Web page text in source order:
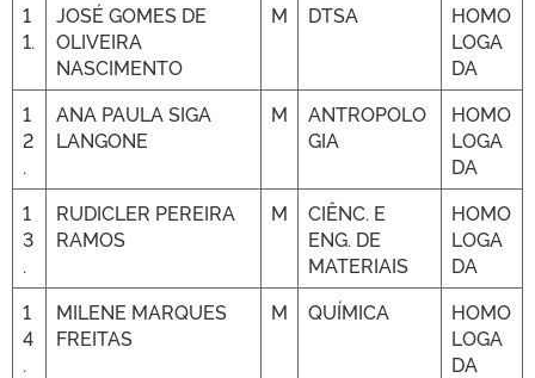
1
1.
JOSÉ GOMES DE
OLIVEIRA
NASCIMENTO
M DTSA
HOMO
LOGA
DA
1
2
.
ANA PAULA SIGA
LANGONE
M
ANTROPOLO
GIA
HOMO
LOGA
DA
1
3
.
RUDICLER PEREIRA
RAMOS
M
CIÊNC. E
ENG. DE
MATERIAIS
HOMO
LOGA
DA
1
4
.
MILENE MARQUES
FREITAS
M QUÍMICA
HOMO
LOGA
DA